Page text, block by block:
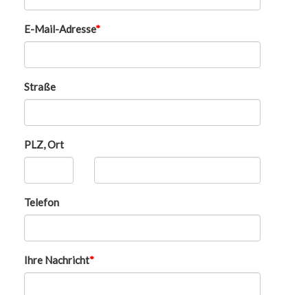
E-Mail-Adresse
Straße
PLZ, Ort
Telefon
Ihre Nachricht